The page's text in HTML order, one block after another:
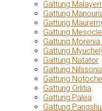
Gattung
Gattung
Gattung
Gattung
Gattung
Gattung
Gattung Natator
Gattung
Gattung
Gattung Orlitia
Gattung Palea
Gattung